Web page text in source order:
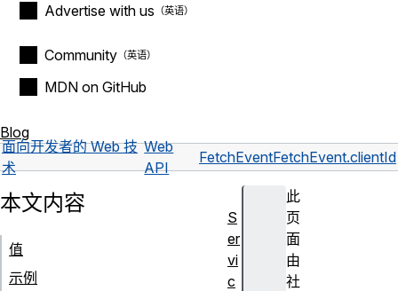
Advertise with us
Community
MDN on GitHub
Blog
面向开发者的 Web 技
术
Web
API
FetchEventFetchEvent.clientId
此
页
面
由
社
本文内容
值
示例
S
er
vi
c